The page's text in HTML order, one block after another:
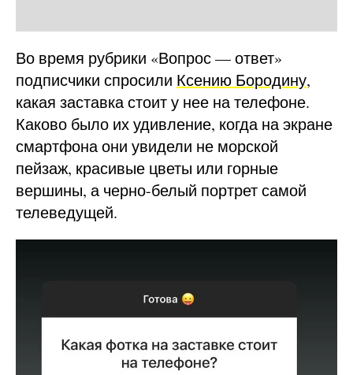
Во время рубрики «Вопрос — ответ»
подписчики спросили Ксению Бородину,
какая заставка стоит у нее на телефоне.
Каково было их удивление, когда на экране
смартфона они увидели не морской
пейзаж, красивые цветы или горные
вершины, а черно-белый портрет самой
телеведущей.